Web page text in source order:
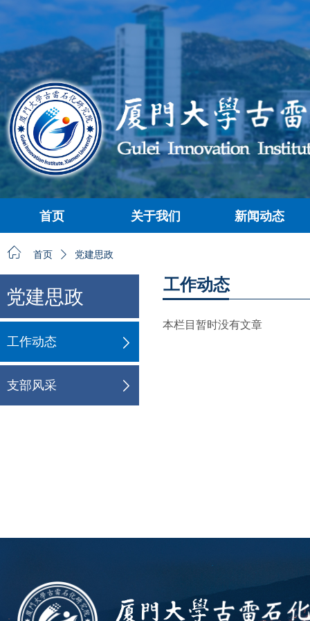
首页
首页
关于我们 新闻动态
首页 ꄲ 党建思政
ꀇ
党建思政
工作动态
支部风采
ꁕ
ꁕ
本栏目暂时没有文章
工作动态